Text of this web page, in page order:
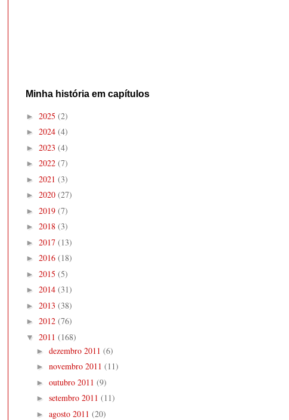
Minha história em capítulos
► 2025 (2)
► 2024 (4)
► 2023 (4)
► 2022 (7)
► 2021 (3)
► 2020 (27)
► 2019 (7)
► 2018 (3)
► 2017 (13)
► 2016 (18)
► 2015 (5)
► 2014 (31)
► 2013 (38)
► 2012 (76)
▼ 2011 (168)
► dezembro 2011 (6)
► novembro 2011 (11)
► outubro 2011 (9)
► setembro 2011 (11)
► agosto 2011 (20)